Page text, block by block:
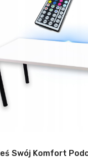
Swój Komfort